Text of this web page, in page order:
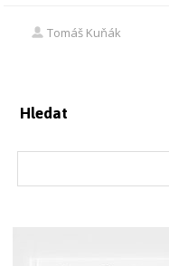
Tomáš Kuňák
Hledat